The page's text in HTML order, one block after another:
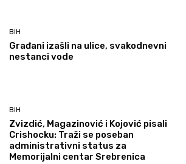
BIH
Građani izašli na ulice, svakodnevni
nestanci vode
BIH
Zvizdić, Magazinović i Kojović pisali
Crishocku: Traži se poseban
administrativni status za
Memorijalni centar Srebrenica